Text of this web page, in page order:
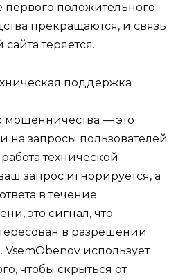
первого положительного
прекращаются, и связь
теряется.
поддержка
— это
на запросы пользователей
технической
запрос игнорируется, а
в течение
это сигнал, что
в разрешении
использует
чтобы скрыться от